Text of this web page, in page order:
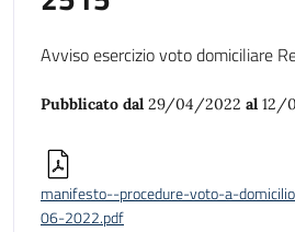
Avviso esercizio voto domiciliare
Pubblicato dal 29/04/2022 al 12/
manifesto--procedure-voto-a-
06-2022.pdf